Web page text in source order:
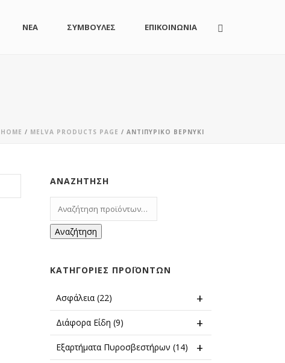
ΝΕΑ ΣΥΜΒΟΥΛΕΣ ΕΠΙΚΟΙΝΩΝΙΑ
HOME / MELVA PRODUCTS PAGE / ΑΝΤΙΠΥΡΙΚΌ ΒΕΡΝΎΚΙ
ΑΝΑΖΉΤΗΣΗ
Αναζήτηση
ΚΑΤΗΓΟΡΊΕΣ ΠΡΟΪΌΝΤΩΝ
Ασφάλεια(22)
Διάφορα Είδη(9)
Εξαρτήματα Πυροσβεστήρων(14)